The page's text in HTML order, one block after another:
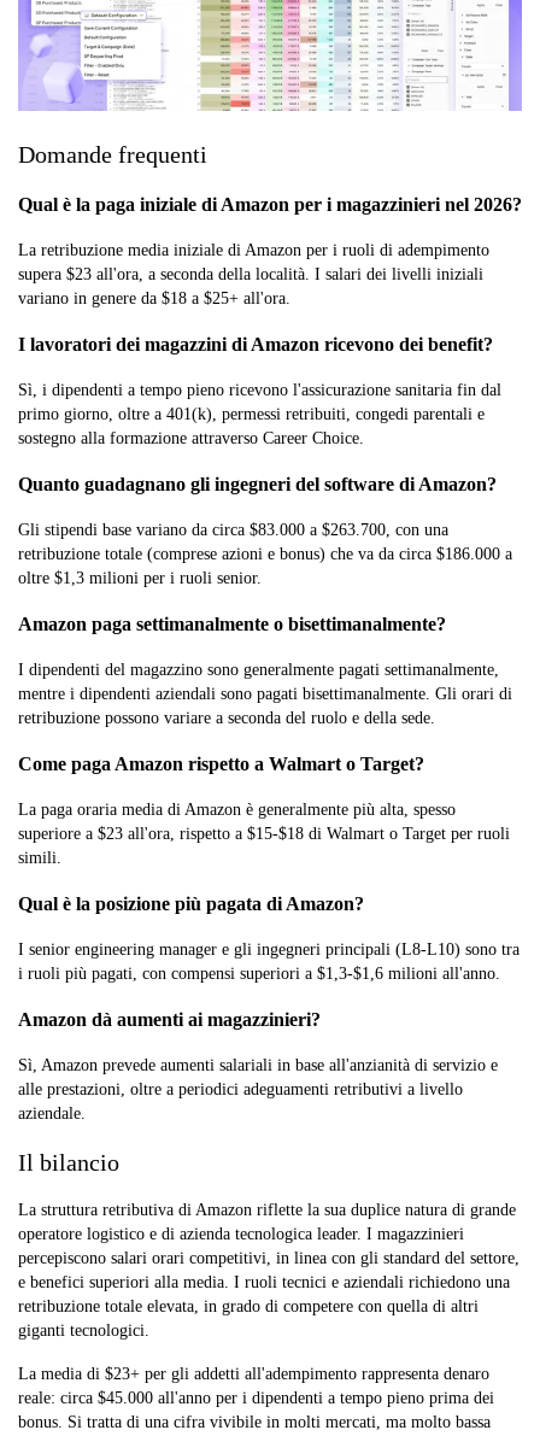
Domande frequenti
Qual è la paga iniziale di Amazon per i magazzinieri nel 2026?
La retribuzione media iniziale di Amazon per i ruoli di adempimento
supera $23 all'ora, a seconda della località. I salari dei livelli iniziali
variano in genere da $18 a $25+ all'ora.
I lavoratori dei magazzini di Amazon ricevono dei benefit?
Sì, i dipendenti a tempo pieno ricevono l'assicurazione sanitaria fin dal
primo giorno, oltre a 401(k), permessi retribuiti, congedi parentali e
sostegno alla formazione attraverso Career Choice.
Quanto guadagnano gli ingegneri del software di Amazon?
Gli stipendi base variano da circa $83.000 a $263.700, con una
retribuzione totale (comprese azioni e bonus) che va da circa $186.000 a
oltre $1,3 milioni per i ruoli senior.
Amazon paga settimanalmente o bisettimanalmente?
I dipendenti del magazzino sono generalmente pagati settimanalmente,
mentre i dipendenti aziendali sono pagati bisettimanalmente. Gli orari di
retribuzione possono variare a seconda del ruolo e della sede.
Come paga Amazon rispetto a Walmart o Target?
La paga oraria media di Amazon è generalmente più alta, spesso
superiore a $23 all'ora, rispetto a $15-$18 di Walmart o Target per ruoli
simili.
Qual è la posizione più pagata di Amazon?
I senior engineering manager e gli ingegneri principali (L8-L10) sono tra
i ruoli più pagati, con compensi superiori a $1,3-$1,6 milioni all'anno.
Amazon dà aumenti ai magazzinieri?
Sì, Amazon prevede aumenti salariali in base all'anzianità di servizio e
alle prestazioni, oltre a periodici adeguamenti retributivi a livello
aziendale.
Il bilancio
La struttura retributiva di Amazon riflette la sua duplice natura di grande
operatore logistico e di azienda tecnologica leader. I magazzinieri
percepiscono salari orari competitivi, in linea con gli standard del settore,
e benefici superiori alla media. I ruoli tecnici e aziendali richiedono una
retribuzione totale elevata, in grado di competere con quella di altri
giganti tecnologici.
La media di $23+ per gli addetti all'adempimento rappresenta denaro
reale: circa $45.000 all'anno per i dipendenti a tempo pieno prima dei
bonus. Si tratta di una cifra vivibile in molti mercati, ma molto bassa